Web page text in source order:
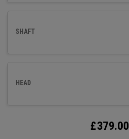
SHAFT
HEAD
£379.00